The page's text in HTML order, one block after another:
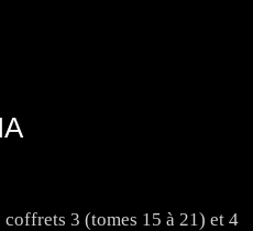
3 (tomes 15 à 21) et 4